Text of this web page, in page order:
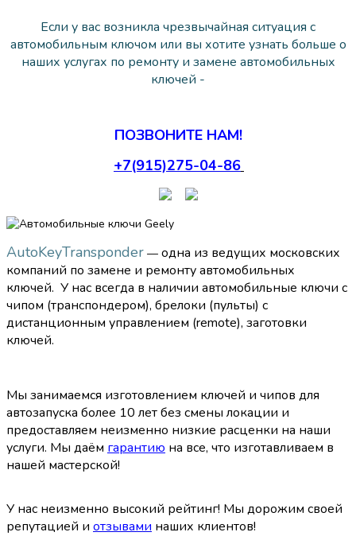
Если у вас возникла чрезвычайная ситуация с
автомобильным ключом или вы хотите узнать больше о
наших услугах по ремонту и замене автомобильных
ключей -
ПОЗВОНИТЕ НАМ!
+7(915)275-04-86
AutoKeyTransponder — одна из ведущих московских
компаний по замене и ремонту автомобильных
ключей. У нас всегда в наличии автомобильные ключи с
чипом (транспондером), брелоки (пульты) с
дистанционным управлением (remote), заготовки
ключей.
Мы занимаемся изготовлением ключей и чипов для
автозапуска более 10 лет без смены локации и
предоставляем неизменно низкие расценки на наши
услуги. Мы даём гарантию на все, что изготавливаем в
нашей мастерской!
У нас неизменно высокий рейтинг! Мы дорожим своей
репутацией и отзывами наших клиентов!